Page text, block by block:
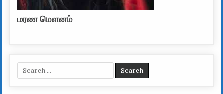
மரண மௌனம்
Search for: